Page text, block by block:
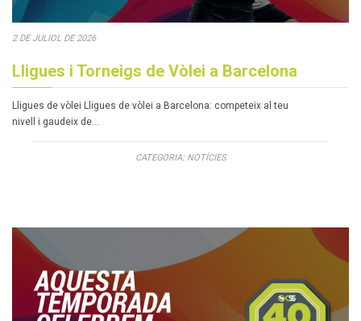
2 DE JULIOL DE 2026
Lligues i Torneigs de Vòlei a Barcelona
Lligues de vòlei Lligues de vòlei a Barcelona: competeix al teu
nivell i gaudeix de…
CATEGORIA: NOTÍCIES